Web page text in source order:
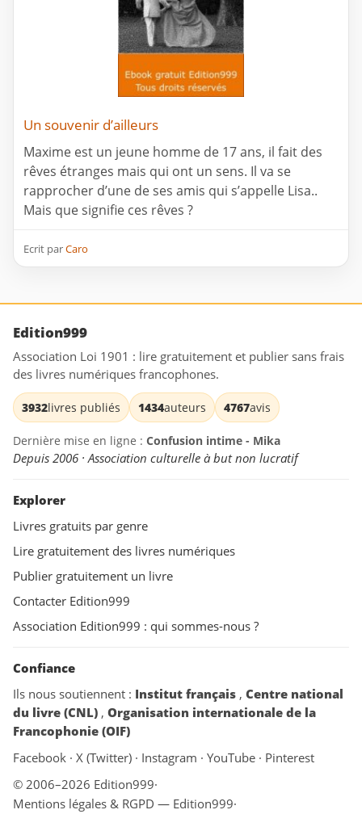
Un souvenir d’ailleurs
Maxime est un jeune homme de 17 ans, il fait des
rêves étranges mais qui ont un sens. Il va se
rapprocher d’une de ses amis qui s’appelle Lisa..
Mais que signifie ces rêves ?
Ecrit parCaro
Edition999
Association Loi 1901 : lire gratuitement et publier sans frais
des livres numériques francophones.
3932livres publiés 1434auteurs 4767avis
Dernière mise en ligne : Confusion intime - Mika
Depuis 2006 · Association culturelle à but non lucratif
Explorer
Livres gratuits par genre
Lire gratuitement des livres numériques
Publier gratuitement un livre
Contacter Edition999
Association Edition999 : qui sommes-nous ?
Confiance
Ils nous soutiennent : Institut français , Centre national
du livre (CNL) , Organisation internationale de la
Francophonie (OIF)
Facebook · X (Twitter) · Instagram · YouTube · Pinterest
© 2006–2026 Edition999·
Mentions légales & RGPD — Edition999·